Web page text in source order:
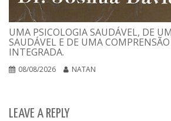
UMA PSICOLOGIA SAUDÁVEL, DE
SAUDÁVEL E DE UMA
INTEGRADA.
08/08/2026 NATAN
LEAVE A REPLY